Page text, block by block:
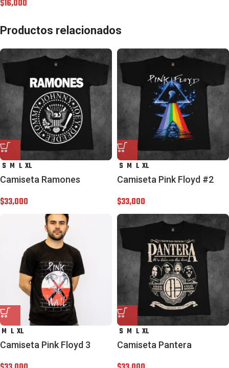
$16,000
Productos relacionados
S M L XL
Camiseta Ramones
$33,000
S M L XL
Camiseta Pink Floyd #2
$33,000
M L XL
Camiseta Pink Floyd 3
S M L XL
Camiseta Pantera